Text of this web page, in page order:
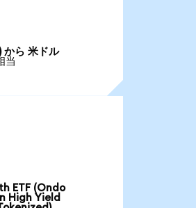
ら 米ドル
当
ETF (Ondo
High Yield